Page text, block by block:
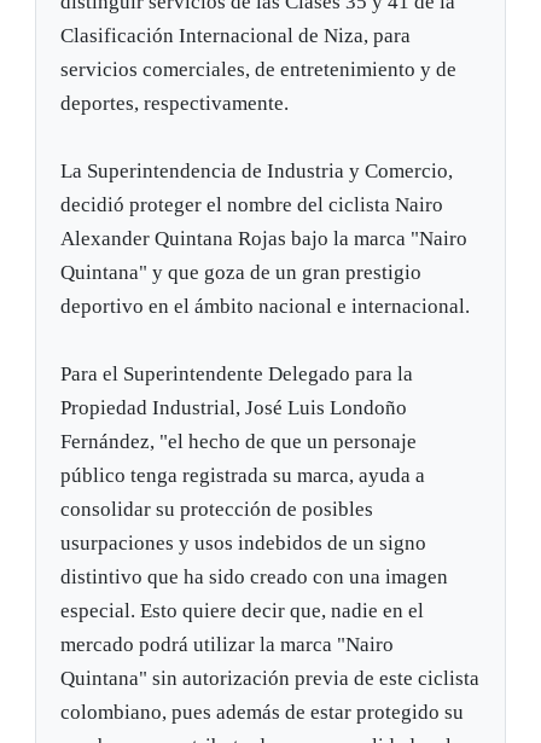
Clasificación Internacional de Niza, para
servicios comerciales, de entretenimiento y de
deportes, respectivamente.
La Superintendencia de Industria y Comercio,
decidió proteger el nombre del ciclista Nairo
Alexander Quintana Rojas bajo la marca "Nairo
Quintana" y que goza de un gran prestigio
deportivo en el ámbito nacional e internacional.
Para el Superintendente Delegado para la
Propiedad Industrial, José Luis Londoño
Fernández, "el hecho de que un personaje
público tenga registrada su marca, ayuda a
consolidar su protección de posibles
usurpaciones y usos indebidos de un signo
distintivo que ha sido creado con una imagen
especial. Esto quiere decir que, nadie en el
mercado podrá utilizar la marca "Nairo
Quintana" sin autorización previa de este ciclista
colombiano, pues además de estar protegido su